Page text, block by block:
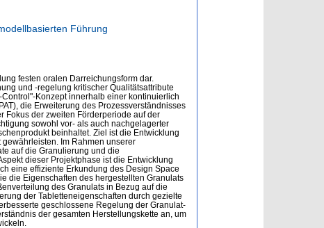
Führung
festen oralen Darreichungsform dar.
und -regelung kritischer Qualitätsattribute
Konzept innerhalb einer kontinuierlich
die Erweiterung des Prozessverständnisses
Fokus der zweiten Förderperiode auf der
sowohl vor- als auch nachgelagerter
beinhaltet. Ziel ist die Entwicklung
Im Rahmen unserer
auf die Granulierung und die
dieser Projektphase ist die Entwicklung
eine effiziente Erkundung des Design Space
die Eigenschaften des hergestellten Granulats
des Granulats in Bezug auf die
der Tabletteneigenschaften durch gezielte
geschlossene Regelung der Granulat-
der gesamten Herstellungskette an, um